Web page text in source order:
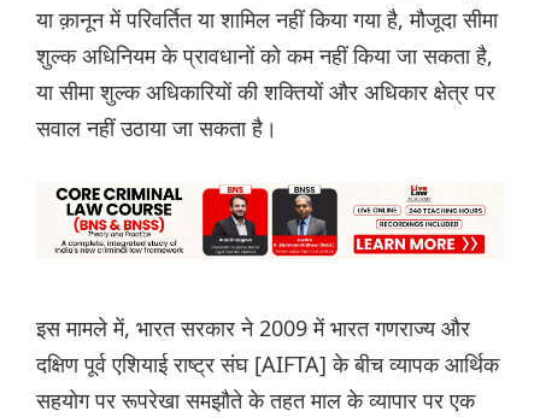
या क़ानून में परिवर्तित या शामिल नहीं किया गया है, मौजूदा सीमा
शुल्क अधिनियम के प्रावधानों को कम नहीं किया जा सकता है,
या सीमा शुल्क अधिकारियों की शक्तियों और अधिकार क्षेत्र पर
सवाल नहीं उठाया जा सकता है।
इस मामले में, भारत सरकार ने 2009 में भारत गणराज्य और
दक्षिण पूर्व एशियाई राष्ट्र संघ [AIFTA] के बीच व्यापक आर्थिक
सहयोग पर रूपरेखा समझौते के तहत माल के व्यापार पर एक